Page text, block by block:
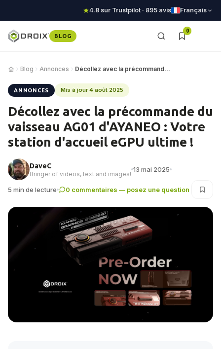
4.8 sur Trustpilot · 895 avis Français
BLOG
0
Blog Annonces Décollez avec la précommande du vaisseau AG01…
ANNONCES Mis à jour 4 août 2025
Décollez avec la précommande du
vaisseau AG01 d'AYANEO : Votre
station d'accueil eGPU ultime !
DaveC
Bringer of videos, text and images!
13 mai 2025
5 min de lecture 0 commentaires — posez une question